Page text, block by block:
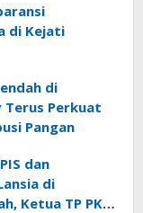
di Kejati
di
Terus Perkuat
Pangan
dan
di
Ketua TP PKK